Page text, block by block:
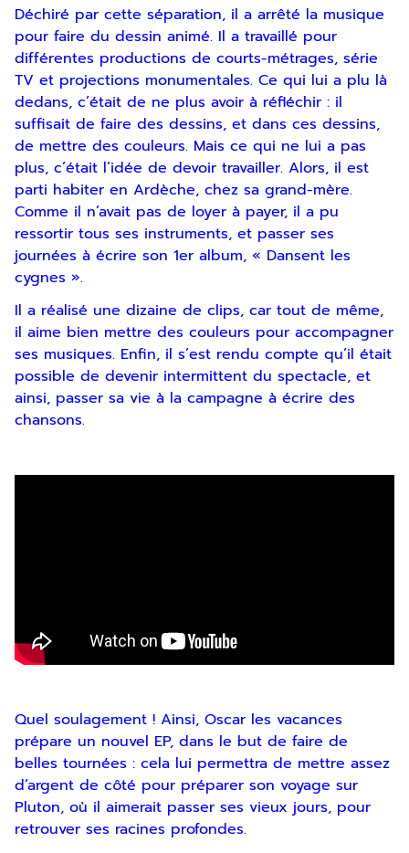
Déchiré par cette séparation, il a arrêté la musique
pour faire du dessin animé. Il a travaillé pour
différentes productions de courts-métrages, série
TV et projections monumentales. Ce qui lui a plu là
dedans, c’était de ne plus avoir à réfléchir : il
suffisait de faire des dessins, et dans ces dessins,
de mettre des couleurs. Mais ce qui ne lui a pas
plus, c’était l’idée de devoir travailler. Alors, il est
parti habiter en Ardèche, chez sa grand-mère.
Comme il n’avait pas de loyer à payer, il a pu
ressortir tous ses instruments, et passer ses
journées à écrire son 1er album, « Dansent les
cygnes ».
Il a réalisé une dizaine de clips, car tout de même,
il aime bien mettre des couleurs pour accompagner
ses musiques. Enfin, il s’est rendu compte qu’il était
possible de devenir intermittent du spectacle, et
ainsi, passer sa vie à la campagne à écrire des
chansons.
Quel soulagement ! Ainsi, Oscar les vacances
prépare un nouvel EP, dans le but de faire de
belles tournées : cela lui permettra de mettre assez
d’argent de côté pour préparer son voyage sur
Pluton, où il aimerait passer ses vieux jours, pour
retrouver ses racines profondes.
Inscription
Newsletter
En indiquant votre adresse email, vous
consentez à recevoir notre lettre
d’information par voie électronique. Vous
pouvez vous désinscrire à tout moment via
les liens de désinscription ou en nous
contactant. Pour en savoir plus, consultez
notre